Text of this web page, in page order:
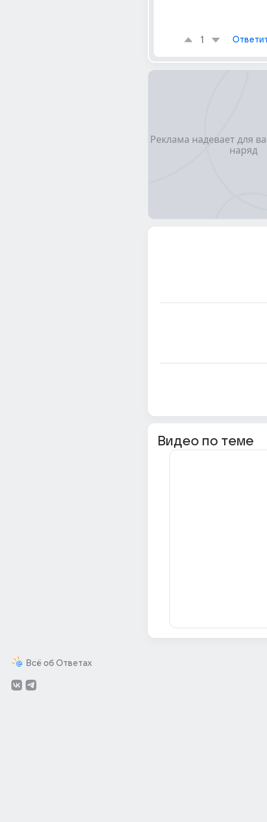
Всё об Ответах
1
Видео по теме